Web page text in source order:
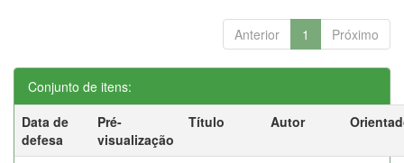
Anterior 1 Próximo
Conjunto de itens:
Data de
defesa
Pré-
visualização
Título Autor